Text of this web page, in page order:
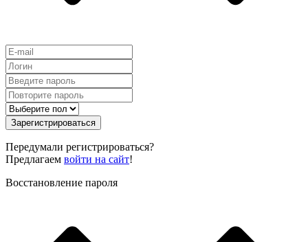
Зарегистрироваться
Передумали регистрироваться?
Предлагаем войти на сайт!
Восстановление пароля